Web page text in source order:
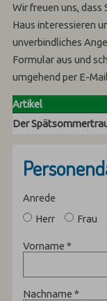
Wir freuen uns,
Haus interessieren
unverbindliches
Formular aus und
umgehend per E-
Artikel
Der
Anrede
Herr
Frau
Vorname*
Nachname*